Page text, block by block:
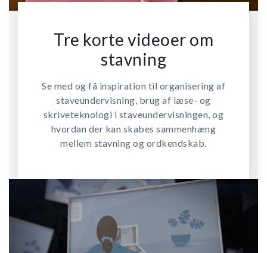
Tre korte videoer om
stavning
Se med og få inspiration til organisering af
staveundervisning, brug af læse- og
skriveteknologi i staveundervisningen, og
hvordan der kan skabes sammenhæng
mellem stavning og ordkendskab.